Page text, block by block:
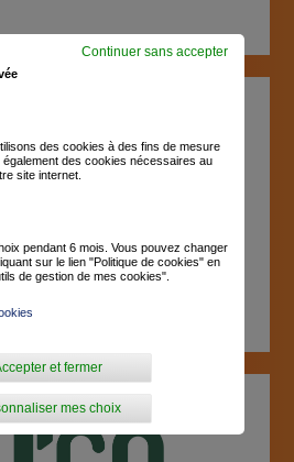
des cookies à des fins de mesure
également des cookies nécessaires au
site internet.
pendant 6 mois. Vous pouvez changer
sur le lien "Politique de cookies" en
de gestion de mes cookies".
mes choix
et fermer
Continuer sans accepter